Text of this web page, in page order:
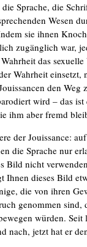
Spra­che, die
Wesen
sie ihnen
zugäng­lich war,
das
Wahr­heit
den Weg
wird – das
ihm aber fremd
der Jouis­sance:
die Spra­che nur
Bild nicht
Ihnen die­ses Bild
die von ihren
genom­men sind,
wür­den. Seit
nach, jetzt hat er